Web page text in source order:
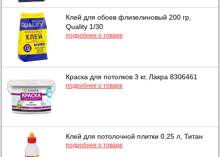
Клей для обоев флизелиновый 200 гр,
Quality 1/30
подробнее о товаре
Краска для потолков 3 кг, Лакра 8306461
подробнее о товаре
Клей для потолочной плитки 0,25 л, Титан
подробнее о товаре